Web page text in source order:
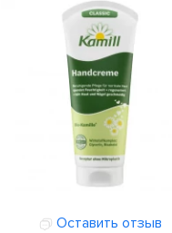
Оставить отзыв